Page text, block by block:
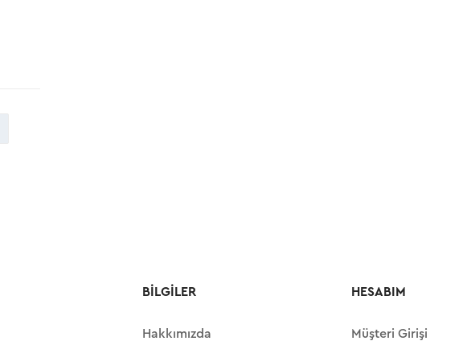
BILGILER
Hakkımızda
HESABIM
Müşteri Girişi